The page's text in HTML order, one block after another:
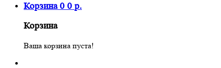
Корзина 0 0 р.
Корзина
Ваша корзина пуста!